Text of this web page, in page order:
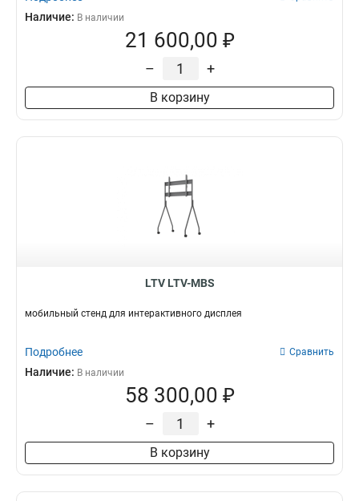
Наличие: В наличии
21 600,00 ₽
– +
В корзину
LTV LTV-MBS
мобильный стенд для интерактивного дисплея
Подробнее Сравнить
Наличие: В наличии
58 300,00 ₽
– +
В корзину